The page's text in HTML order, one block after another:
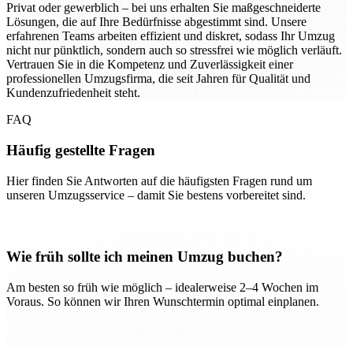
Privat oder gewerblich – bei uns erhalten Sie maßgeschneiderte
Lösungen, die auf Ihre Bedürfnisse abgestimmt sind. Unsere
erfahrenen Teams arbeiten effizient und diskret, sodass Ihr Umzug
nicht nur pünktlich, sondern auch so stressfrei wie möglich verläuft.
Vertrauen Sie in die Kompetenz und Zuverlässigkeit einer
professionellen Umzugsfirma, die seit Jahren für Qualität und
Kundenzufriedenheit steht.
FAQ
Häufig gestellte Fragen
Hier finden Sie Antworten auf die häufigsten Fragen rund um
unseren Umzugsservice – damit Sie bestens vorbereitet sind.
Wie früh sollte ich meinen Umzug buchen?
Am besten so früh wie möglich – idealerweise 2–4 Wochen im
Voraus. So können wir Ihren Wunschtermin optimal einplanen.